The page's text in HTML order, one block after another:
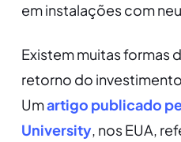
em instalações com
Existem muitas formas
retorno do
Umartigo publicado
University, nos EUA,